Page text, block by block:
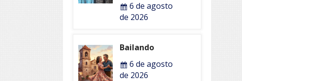
6 de agosto
de 2026
Bailando
6 de agosto
de 2026